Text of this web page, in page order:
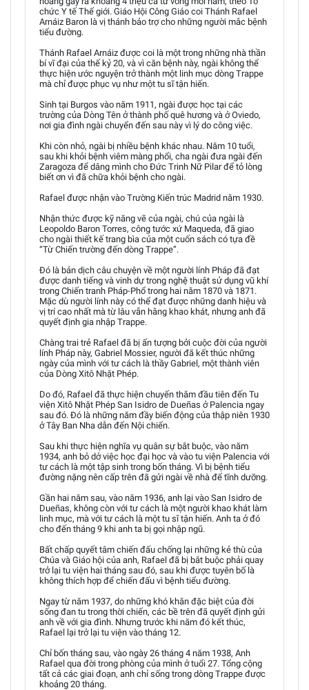
chức Y tế Thế giới. Giáo Hội Công Giáo coi Thánh Rafael
Arnáiz Baron là vị thánh bảo trợ cho những người mắc bệnh
tiểu đường.
Thánh Rafael Arnáiz được coi là một trong những nhà thần
bí vĩ đại của thế kỷ 20, và vì căn bệnh này, ngài không thể
thực hiện ước nguyện trở thành một linh mục dòng Trappe
mà chỉ được phục vụ như một tu sĩ tận hiến.
Sinh tại Burgos vào năm 1911, ngài được học tại các
trường của Dòng Tên ở thành phố quê hương và ở Oviedo,
nơi gia đình ngài chuyển đến sau này vì lý do công việc.
Khi còn nhỏ, ngài bị nhiều bệnh khác nhau. Năm 10 tuổi,
sau khi khỏi bệnh viêm màng phổi, cha ngài đưa ngài đến
Zaragoza để dâng mình cho Đức Trinh Nữ Pilar để tỏ lòng
biết ơn vì đã chữa khỏi bệnh cho ngài.
Rafael được nhận vào Trường Kiến trúc Madrid năm 1930.
Nhận thức được kỹ năng vẽ của ngài, chú của ngài là
Leopoldo Baron Torres, công tước xứ Maqueda, đã giao
cho ngài thiết kế trang bìa của một cuốn sách có tựa đề
“Từ Chiến trường đến dòng Trappe”.
Đó là bản dịch câu chuyện về một người lính Pháp đã đạt
được danh tiếng và vinh dự trong nghệ thuật sử dụng vũ khí
trong Chiến tranh Pháp-Phổ trong hai năm 1870 và 1871.
Mặc dù người lính này có thể đạt được những danh hiệu và
vị trí cao nhất mà từ lâu vẫn hằng khao khát, nhưng anh đã
quyết định gia nhập Trappe.
Chàng trai trẻ Rafael đã bị ấn tượng bởi cuộc đời của người
lính Pháp này, Gabriel Mossier, người đã kết thúc những
ngày của mình với tư cách là thầy Gabriel, một thành viên
của Dòng Xitô Nhặt Phép.
Do đó, Rafael đã thực hiện chuyến thăm đầu tiên đến Tu
viện Xitô Nhặt Phép San Isidro de Dueñas ở Palencia ngay
sau đó. Đó là những năm đầy biến động của thập niên 1930
ở Tây Ban Nha dẫn đến Nội chiến.
Sau khi thực hiện nghĩa vụ quân sự bắt buộc, vào năm
1934, anh bỏ dở việc học đại học và vào tu viện Palencia với
tư cách là một tập sinh trong bốn tháng. Vì bị bệnh tiểu
đường nặng nên cấp trên đã gửi ngài về nhà để tĩnh dưỡng.
Gần hai năm sau, vào năm 1936, anh lại vào San Isidro de
Dueñas, không còn với tư cách là một người khao khát làm
linh mục, mà với tư cách là một tu sĩ tận hiến. Anh ta ở đó
cho đến tháng 9 khi anh ta bị gọi nhập ngũ.
Bất chấp quyết tâm chiến đấu chống lại những kẻ thù của
Chúa và Giáo hội của anh, Rafael đã bị bắt buộc phải quay
trở lại tu viện hai tháng sau đó, sau khi được tuyên bố là
không thích hợp để chiến đấu vì bệnh tiểu đường.
Ngay từ năm 1937, do những khó khăn đặc biệt của đời
sống đan tu trong thời chiến, các bề trên đã quyết định gửi
anh về với gia đình. Nhưng trước khi năm đó kết thúc,
Rafael lại trở lại tu viện vào tháng 12.
Chỉ bốn tháng sau, vào ngày 26 tháng 4 năm 1938, Anh
Rafael qua đời trong phòng của mình ở tuổi 27. Tổng cộng
tất cả các giai đoạn, anh chỉ sống trong dòng Trappe được
khoảng 20 tháng.